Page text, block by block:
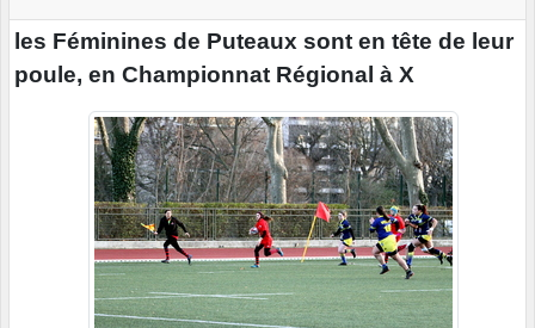
les Féminines de Puteaux sont en tête de leur
poule, en Championnat Régional à X